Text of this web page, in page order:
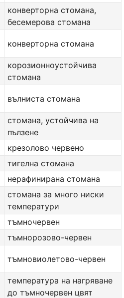
конверторна стомана,
бесемерова стомана
конверторна стомана
корозионноустойчива
стомана
вълниста стомана
стомана, устойчива на
пълзене
крезолово червено
тигелна стомана
нерафинирана стомана
стомана за много ниски
температури
тъмночервен
тъмнорозово-червен
тъмновиолетово-червен
температура на нагряване
до тъмночервен цвят